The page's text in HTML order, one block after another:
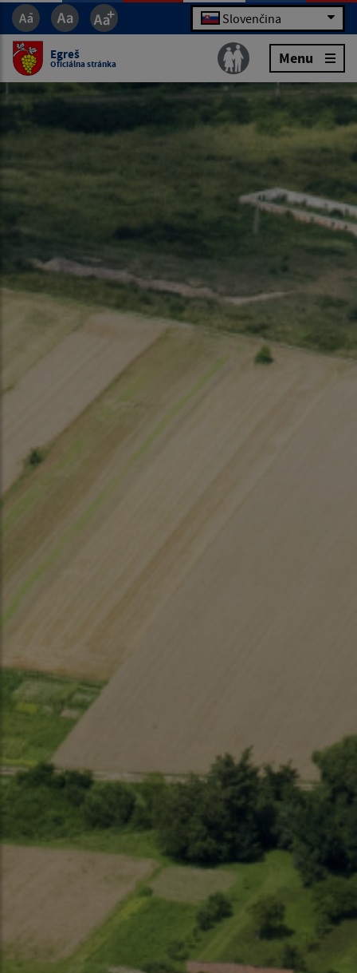
Slovenčina
Egreš
Oficiálna stránka Menu